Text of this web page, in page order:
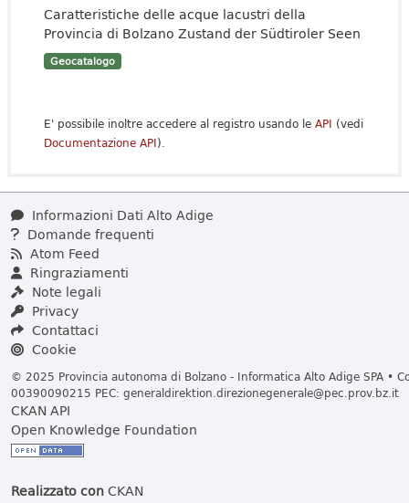
Caratteristiche delle acque lacustri della
Provincia di Bolzano Zustand der Südtiroler Seen
Geocatalogo
E' possibile inoltre accedere al registro usando le API (vedi
Documentazione API).
Informazioni Dati Alto Adige
Domande frequenti
Atom Feed
Ringraziamenti
Note legali
Privacy
Contattaci
Cookie
© 2025 Provincia autonoma di Bolzano - Informatica Alto Adige SPA •
00390090215 PEC: generaldirektion.direzionegenerale@pec.prov.bz.it
CKAN API
Open Knowledge Foundation
Realizzato conCKAN